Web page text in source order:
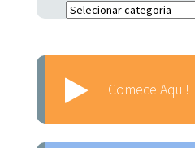
Escolha o Assunto:
Comece Aqui!